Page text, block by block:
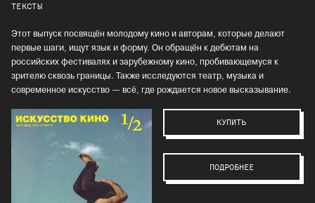
ТЕКСТЫ
Этот выпуск посвящён молодому кино и авторам, которые делают
первые шаги, ищут язык и форму. Он обращён к дебютам на
российских фестивалях и зарубежному кино, пробивающемуся к
зрителю сквозь границы. Также исследуются театр, музыка и
современное искусство — всё, где рождается новое высказывание.
КУПИТЬ
ПОДРОБНЕЕ